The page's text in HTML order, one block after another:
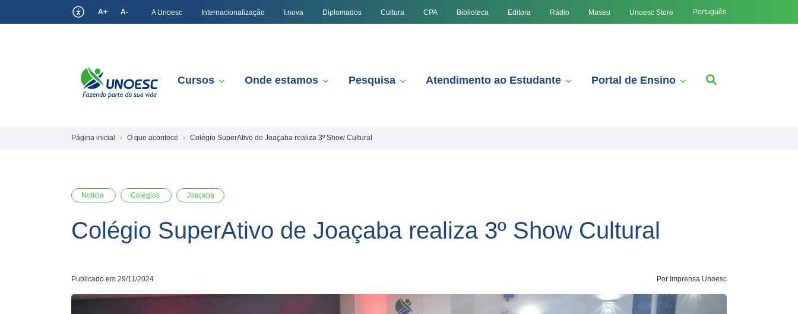
A+ A- A Unoesc Internacionalização I.nova Diplomados Cultura CPA Biblioteca Editora Rádio Museu Unoesc Store Português
Cursos Onde estamos Pesquisa Atendimento ao Estudante Portal de Ensino
Página inicial O que acontece Colégio SuperAtivo de Joaçaba realiza 3º Show Cultural
Notícia Colégios Joaçaba
Colégio SuperAtivo de Joaçaba realiza 3º Show Cultural
Publicado em 29/11/2024 Por Imprensa Unoesc